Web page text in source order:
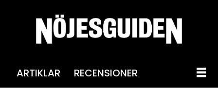
ARTIKLAR RECENSIONER